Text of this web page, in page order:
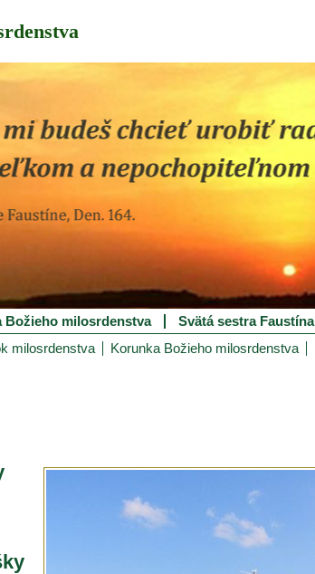
Božieho milosrdenstva Svätá sestra Faustína
milosrdenstva Korunka Božieho milosrdenstva